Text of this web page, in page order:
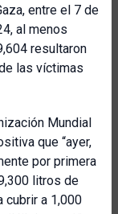
entre el 7 de
al menos
resultaron
las víctimas
Mundial
que “ayer,
por primera
litros de
a 1,000